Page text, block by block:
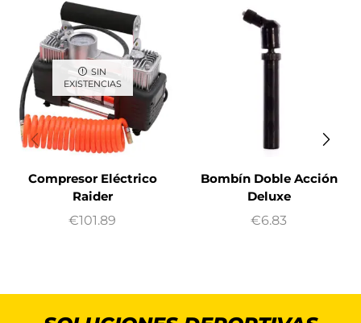
SIN
EXISTENCIAS
Compresor Eléctrico
Raider
€101.89
Bombín Doble Acción
Deluxe
€6.83